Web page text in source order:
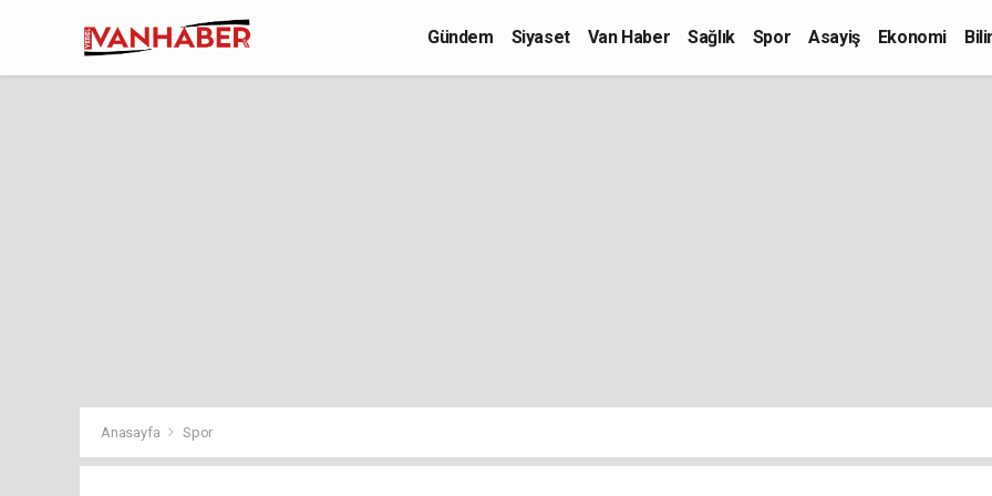
Gündem Siyaset Van Haber Sağlık Spor Asayiş Ekonomi
Anasayfa Spor